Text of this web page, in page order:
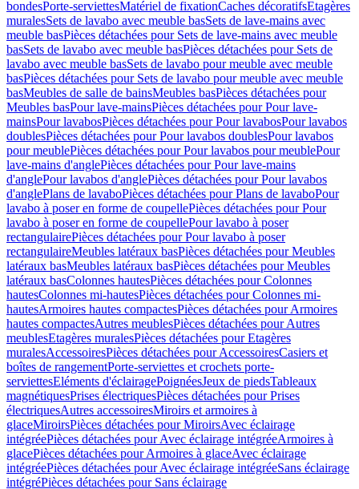
bondesPorte-serviettesMatériel de fixationCaches décoratifsEtagères
muralesSets de lavabo avec meuble basSets de lave-mains avec
meuble basPièces détachées pour Sets de lave-mains avec meuble
basSets de lavabo avec meuble basPièces détachées pour Sets de
lavabo avec meuble basSets de lavabo pour meuble avec meuble
basPièces détachées pour Sets de lavabo pour meuble avec meuble
basMeubles de salle de bainsMeubles basPièces détachées pour
Meubles basPour lave-mainsPièces détachées pour Pour lave-
mainsPour lavabosPièces détachées pour Pour lavabosPour lavabos
doublesPièces détachées pour Pour lavabos doublesPour lavabos
pour meublePièces détachées pour Pour lavabos pour meublePour
lave-mains d'anglePièces détachées pour Pour lave-mains
d'anglePour lavabos d'anglePièces détachées pour Pour lavabos
d'anglePlans de lavaboPièces détachées pour Plans de lavaboPour
lavabo à poser en forme de coupellePièces détachées pour Pour
lavabo à poser en forme de coupellePour lavabo à poser
rectangulairePièces détachées pour Pour lavabo à poser
rectangulaireMeubles latéraux basPièces détachées pour Meubles
latéraux basMeubles latéraux basPièces détachées pour Meubles
latéraux basColonnes hautesPièces détachées pour Colonnes
hautesColonnes mi-hautesPièces détachées pour Colonnes mi-
hautesArmoires hautes compactesPièces détachées pour Armoires
hautes compactesAutres meublesPièces détachées pour Autres
meublesEtagères muralesPièces détachées pour Etagères
muralesAccessoiresPièces détachées pour AccessoiresCasiers et
boîtes de rangementPorte-serviettes et crochets porte-
serviettesEléments d'éclairagePoignéesJeux de piedsTableaux
magnétiquesPrises électriquesPièces détachées pour Prises
électriquesAutres accessoiresMiroirs et armoires à
glaceMiroirsPièces détachées pour MiroirsAvec éclairage
intégréePièces détachées pour Avec éclairage intégréeArmoires à
glacePièces détachées pour Armoires à glaceAvec éclairage
intégréePièces détachées pour Avec éclairage intégréeSans éclairage
intégréPièces détachées pour Sans éclairage